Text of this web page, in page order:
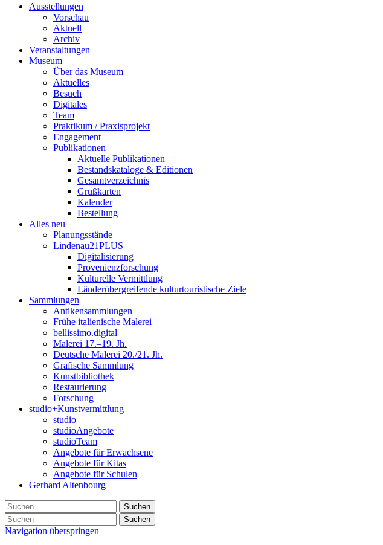
Ausstellungen
Vorschau
Aktuell
Archiv
Veranstaltungen
Museum
Über das Museum
Aktuelles
Besuch
Digitales
Team
Praktikum / Praxisprojekt
Engagement
Publikationen
Aktuelle Publikationen
Bestandskataloge & Editionen
Gesamtverzeichnis
Grußkarten
Kalender
Bestellung
Alles neu
Planungsstände
Lindenau21PLUS
Digitalisierung
Provenienzforschung
Kulturelle Vermittlung
Länderübergreifende kulturtouristische Ziele
Sammlungen
Antikensammlungen
Frühe italienische Malerei
bellissimo.digital
Malerei 17.–19. Jh.
Deutsche Malerei 20./21. Jh.
Grafische Sammlung
Kunstbibliothek
Restaurierung
Forschung
studio+Kunstvermittlung
studio
studioAngebote
studioTeam
Angebote für Erwachsene
Angebote für Kitas
Angebote für Schulen
Gerhard Altenbourg
Suchen
Suchen
Navigation überspringen